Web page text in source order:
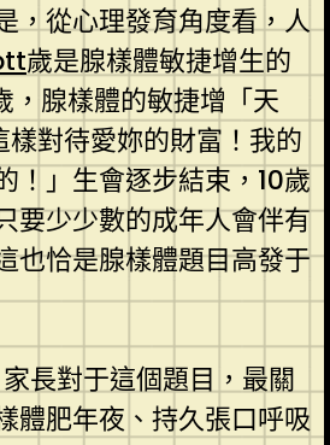
，從心理發育角度看，人
歲是腺樣體敏捷增生的
，腺樣體的敏捷增「天
對待愛妳的財富！我的
！」生會逐步結束，10歲
要少少數的成年人會伴有
也恰是腺樣體題目高發于
長對于這個題目，最關
體肥年夜、持久張口呼吸